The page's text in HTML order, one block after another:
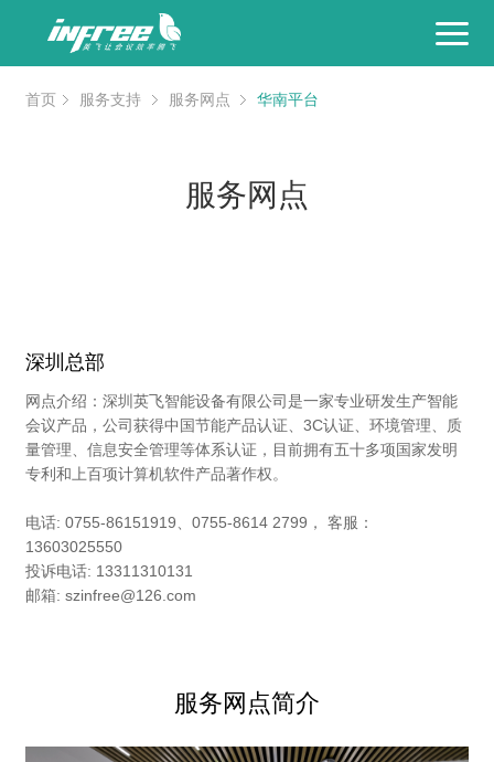
首页
服务支持
首页 服务支持 服务网点 华南平台
服务网点
深圳总部
网点介绍：深圳英飞智能设备有限公司是一家专业研发生产智能
会议产品，公司获得中国节能产品认证、3C认证、环境管理、质
量管理、信息安全管理等体系认证，目前拥有五十多项国家发明
专利和上百项计算机软件产品著作权。
电话: 0755-86151919、0755-8614 2799， 客服：
13603025550
投诉电话: 13311310131
邮箱: szinfree@126.com
服务网点简介